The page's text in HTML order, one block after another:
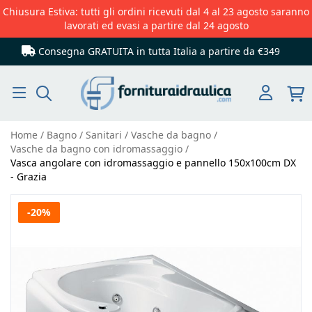
Chiusura Estiva: tutti gli ordini ricevuti dal 4 al 23 agosto saranno
lavorati ed evasi a partire dal 24 agosto
Consegna GRATUITA in tutta Italia a partire da €349
Home Bagno Sanitari
Vasche da bagno
Vasche da bagno con idromassaggio
Vasca angolare con idromassaggio e pannello 150x100cm DX
- Grazia
Vai
immagini
-20%